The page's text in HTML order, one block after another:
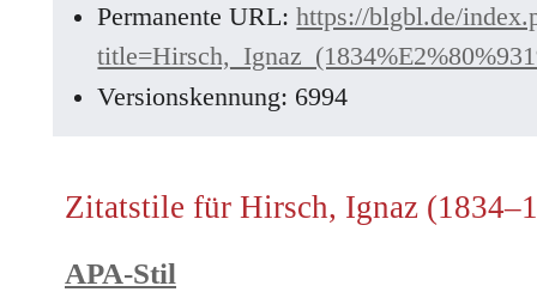
Permanente URL:https://blgbl.de/
Versionskennung: 6994
Zitatstile für Hirsch, Ignaz
APA-Stil